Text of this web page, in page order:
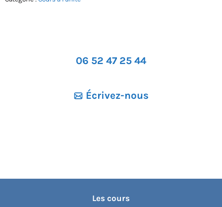
06 52 47 25 44
Écrivez-nous
Les cours